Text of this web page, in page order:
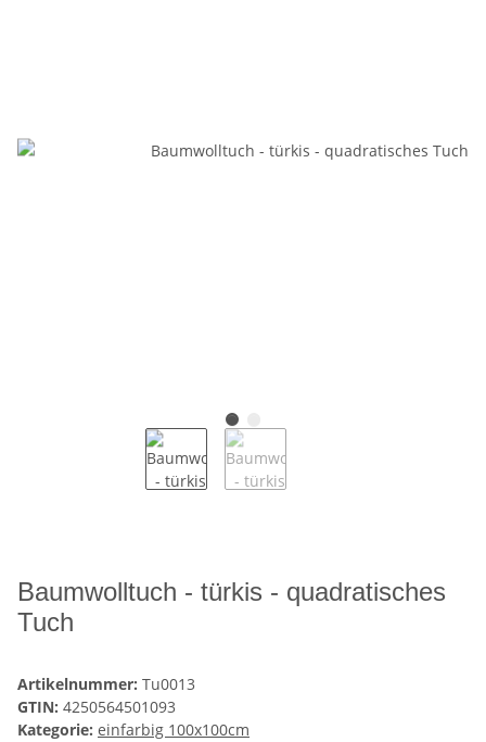
Baumwolltuch - türkis - quadratisches
Tuch
Artikelnummer: Tu0013
GTIN: 4250564501093
Kategorie: einfarbig 100x100cm